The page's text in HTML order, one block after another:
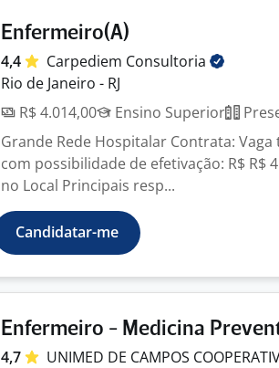
Enfermeiro(A)
4,4 Carpediem Consultoria
Rio de Janeiro - RJ
R$ 4.014,00
Ensino Superior
Grande Rede Hospitalar Contrata:
com possibilidade de efetivação: R$ R$
no Local Principais resp...
Candidatar-me
Enfermeiro - Medicina
4,7
UNIMED DE CAMPOS